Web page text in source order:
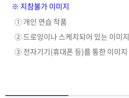
※ 지참불가 이미지
① 개인 연습 작품
② 드로잉이나 스케치되어 있는 이미지
③ 전자기기(휴대폰 등)를 통한 이미지